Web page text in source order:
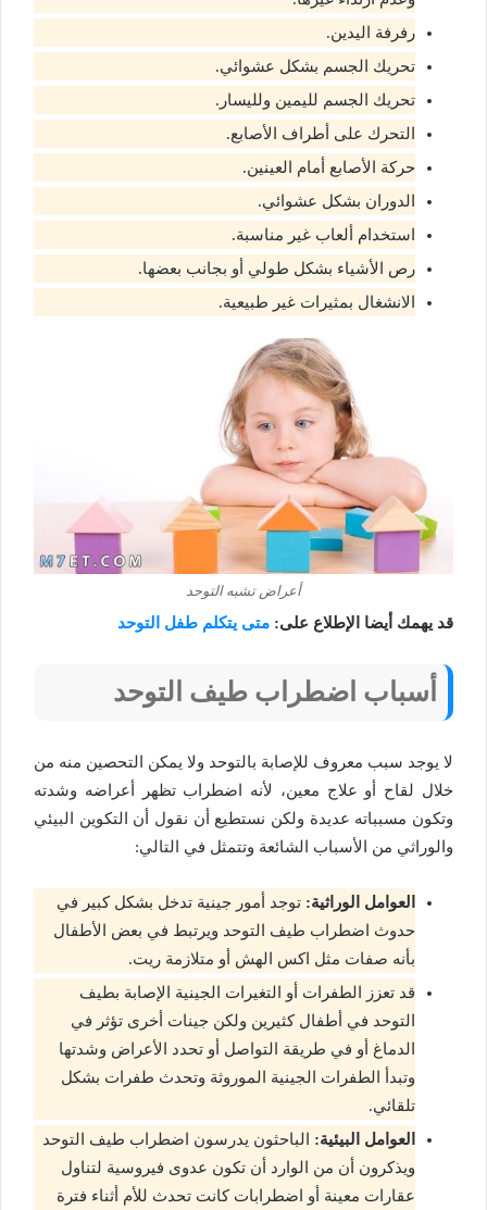
رفرفة اليدين.
تحريك الجسم بشكل عشوائي.
تحريك الجسم لليمين ولليسار.
التحرك على أطراف الأصابع.
حركة الأصابع أمام العينين.
الدوران بشكل عشوائي.
استخدام ألعاب غير مناسبة.
رص الأشياء بشكل طولي أو بجانب بعضها.
الانشغال بمثيرات غير طبيعية.
أعراض تشبه التوحد
قد يهمك أيضا الإطلاع على: متى يتكلم طفل التوحد
أسباب اضطراب طيف التوحد
لا يوجد سبب معروف للإصابة بالتوحد ولا يمكن التحصين منه من
خلال لقاح أو علاج معين، لأنه اضطراب تظهر أعراضه وشدته
وتكون مسبباته عديدة ولكن نستطيع أن نقول أن التكوين البيئي
والوراثي من الأسباب الشائعة وتتمثل في التالي:
العوامل الوراثية: توجد أمور جينية تدخل بشكل كبير في
حدوث اضطراب طيف التوحد ويرتبط في بعض الأطفال
بأنه صفات مثل اكس الهش أو متلازمة ريت.
قد تعزز الطفرات أو التغيرات الجينية الإصابة بطيف
التوحد في أطفال كثيرين ولكن جينات أخرى تؤثر في
الدماغ أو في طريقة التواصل أو تحدد الأعراض وشدتها
وتبدأ الطفرات الجينية الموروثة وتحدث طفرات بشكل
تلقائي.
العوامل البيئية:
الباحثون يدرسون اضطراب طيف التوحد
ويذكرون أن من الوارد أن تكون عدوى فيروسية لتناول
عقارات معينة أو اضطرابات كانت تحدث للأم أثناء فترة